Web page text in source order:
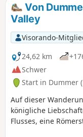
Von
Valley
Visorando-
24,62 km
Schwer
Start in Dummer
Auf dieser
königliche
Flusses, eine